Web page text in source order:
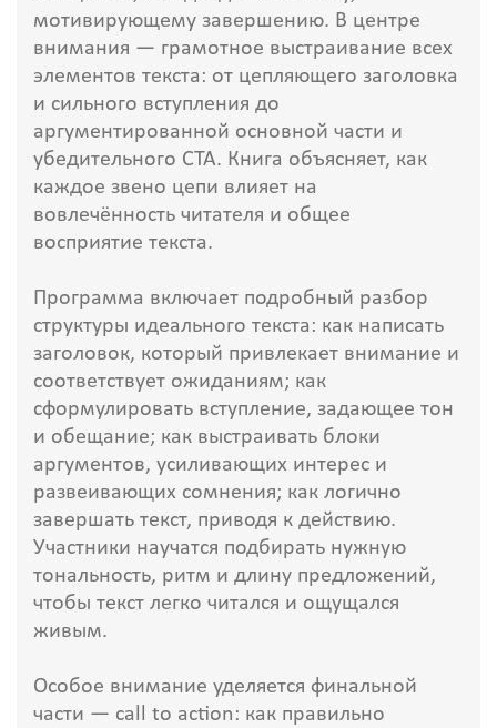
мотивирующему завершению. В центре
внимания — грамотное выстраивание всех
элементов текста: от цепляющего заголовка
и сильного вступления до
аргументированной основной части и
убедительного CTA. Книга объясняет, как
каждое звено цепи влияет на
вовлечённость читателя и общее
восприятие текста.
Программа включает подробный разбор
структуры идеального текста: как написать
заголовок, который привлекает внимание и
соответствует ожиданиям; как
сформулировать вступление, задающее тон
и обещание; как выстраивать блоки
аргументов, усиливающих интерес и
развеивающих сомнения; как логично
завершать текст, приводя к действию.
Участники научатся подбирать нужную
тональность, ритм и длину предложений,
чтобы текст легко читался и ощущался
живым.
Особое внимание уделяется финальной
части — call to action: как правильно